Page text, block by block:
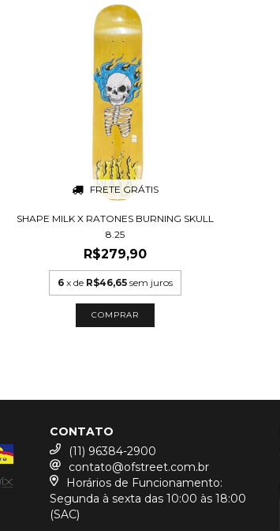
FRETE GRÁTIS
SHAPE MILK X RATONES BURNING SKULL
8.25
R$279,90
6 x de R$46,65 sem juros
COMPRAR
CONTATO
(11) 96384-2900
contato@ofstreet.com.br
Horários de Funcionamento:
Segunda à sexta das 10:00 às 18:00
(SAC)